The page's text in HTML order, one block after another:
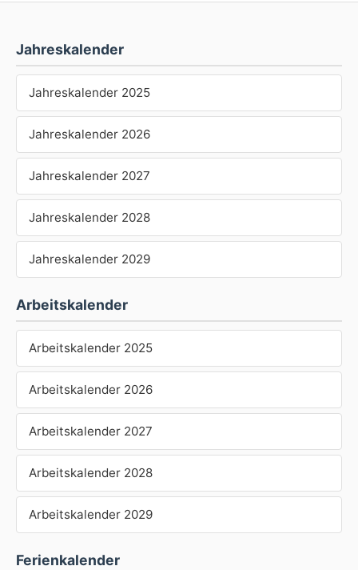
Jahreskalender
Jahreskalender 2025
Jahreskalender 2026
Jahreskalender 2027
Jahreskalender 2028
Jahreskalender 2029
Arbeitskalender
Arbeitskalender 2025
Arbeitskalender 2026
Arbeitskalender 2027
Arbeitskalender 2028
Arbeitskalender 2029
Ferienkalender